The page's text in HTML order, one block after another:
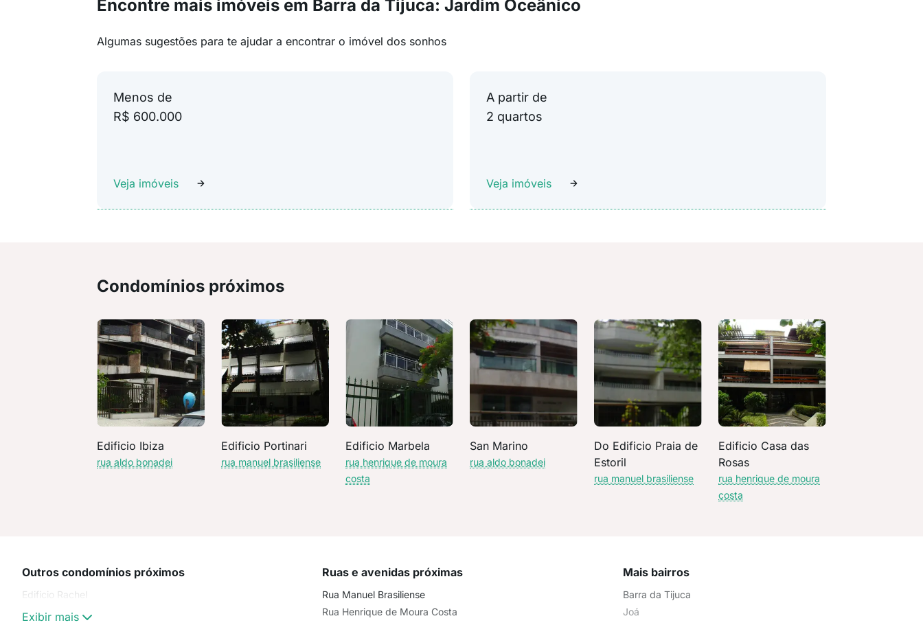
Encontre mais imóveis em Barra da Tijuca: Jardim Oceânico
Algumas sugestões para te ajudar a encontrar o imóvel dos sonhos
Menos de
R$ 600.000
Veja imóveis
A partir de
2 quartos
Veja imóveis
Condomínios próximos
Edificio Ibiza
rua aldo bonadei
Edificio Portinari
rua manuel brasiliense
Edificio Marbela
rua henrique de moura
costa
San Marino
rua aldo bonadei
Do Edificio Praia de
Estoril
rua manuel brasiliense
Edificio Casa das
Rosas
rua henrique de moura
costa
Outros condomínios próximos
Edificio Rachel
Exibir mais
Ruas e avenidas próximas
Rua Manuel Brasiliense
Rua Henrique de Moura Costa
Mais bairros
Barra da Tijuca
Joá